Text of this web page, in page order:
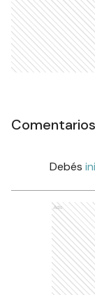
Comentarios
Debés
Ads